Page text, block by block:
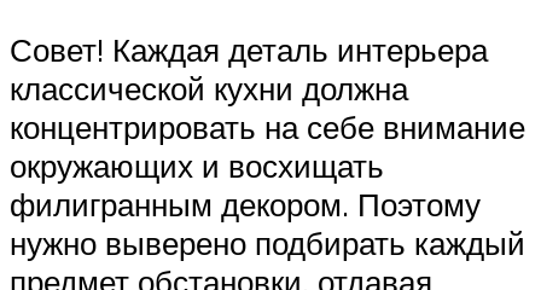
Совет! Каждая деталь интерьера
классической кухни должна
концентрировать на себе внимание
окружающих и восхищать
филигранным декором. Поэтому
нужно выверено подбирать каждый
предмет обстановки, отдавая